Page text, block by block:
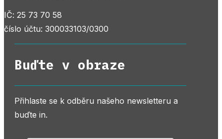
IČ: 25 73 70 58
číslo účtu: 300033103/0300
Buďte v obraze
Přihlaste se k odběru našeho newsletteru a
buďte in.